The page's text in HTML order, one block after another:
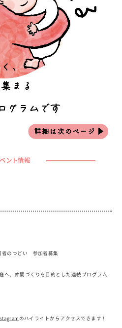
ント情報
者のつどい 参加者募集
へ、仲間づくりを目的とした連続プログラム
のハイライトからアクセスできます！